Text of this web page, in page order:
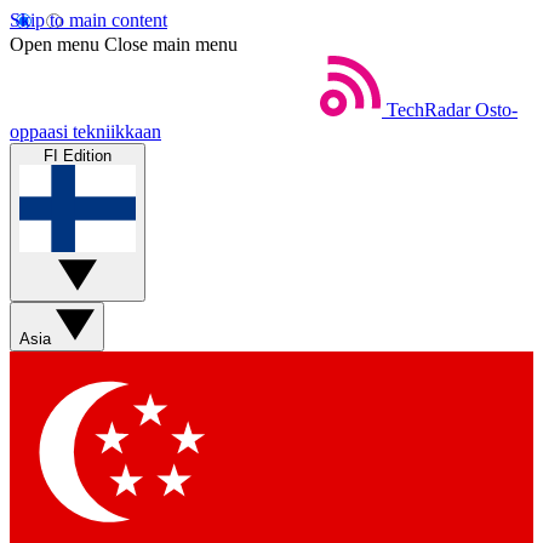
Skip to main content
Open menu Close main menu
TechRadar Osto-
oppaasi tekniikkaan
FI Edition
Asia